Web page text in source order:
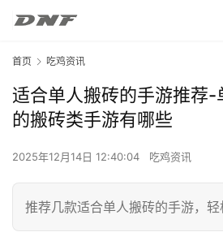
首页 吃鸡资讯
适合单人搬砖的手游推荐-
的搬砖类手游有哪些
2025年12月14日 12:40:04 吃鸡资讯
推荐几款适合单人搬砖的手游，轻